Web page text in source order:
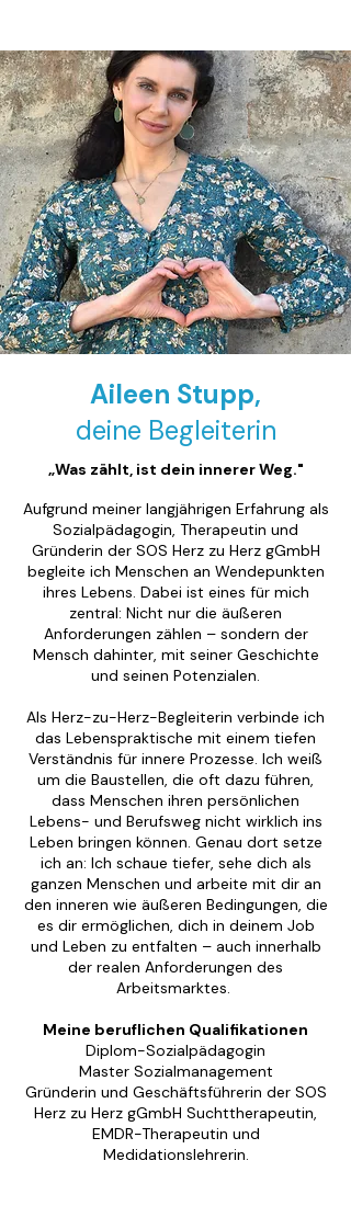
Aileen Stupp,
deine Begleiterin
„Was zählt, ist dein innerer Weg."
Aufgrund meiner langjährigen Erfahrung als
Sozialpädagogin, Therapeutin und
Gründerin der SOS Herz zu Herz gGmbH
begleite ich Menschen an Wendepunkten
ihres Lebens. Dabei ist eines für mich
zentral: Nicht nur die äußeren
Anforderungen zählen – sondern der
Mensch dahinter, mit seiner Geschichte
und seinen Potenzialen.
Als Herz-zu-Herz-Begleiterin verbinde ich
das Lebenspraktische mit einem tiefen
Verständnis für innere Prozesse. Ich weiß
um die Baustellen, die oft dazu führen,
dass Menschen ihren persönlichen
Lebens- und Berufsweg nicht wirklich ins
Leben bringen können. Genau dort setze
ich an: Ich schaue tiefer, sehe dich als
ganzen Menschen und arbeite mit dir an
den inneren wie äußeren Bedingungen, die
es dir ermöglichen, dich in deinem Job
und Leben zu entfalten – auch innerhalb
der realen Anforderungen des
Arbeitsmarktes.
Meine beruflichen Qualifikationen
Diplom-Sozialpädagogin
Master Sozialmanagement
Gründerin und Geschäftsführerin der SOS
Herz zu Herz gGmbH Suchttherapeutin,
EMDR-Therapeutin und
Medidationslehrerin.